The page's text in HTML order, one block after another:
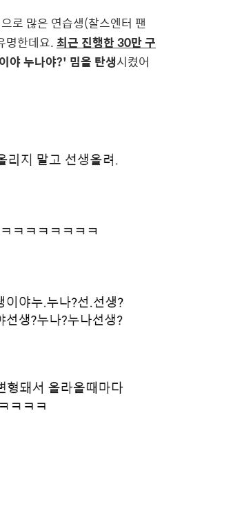
로 많은 연습생(찰스엔터 팬
명한데요.최근 진행한 30만 구
야 누나야?' 밈을 탄생시켰어